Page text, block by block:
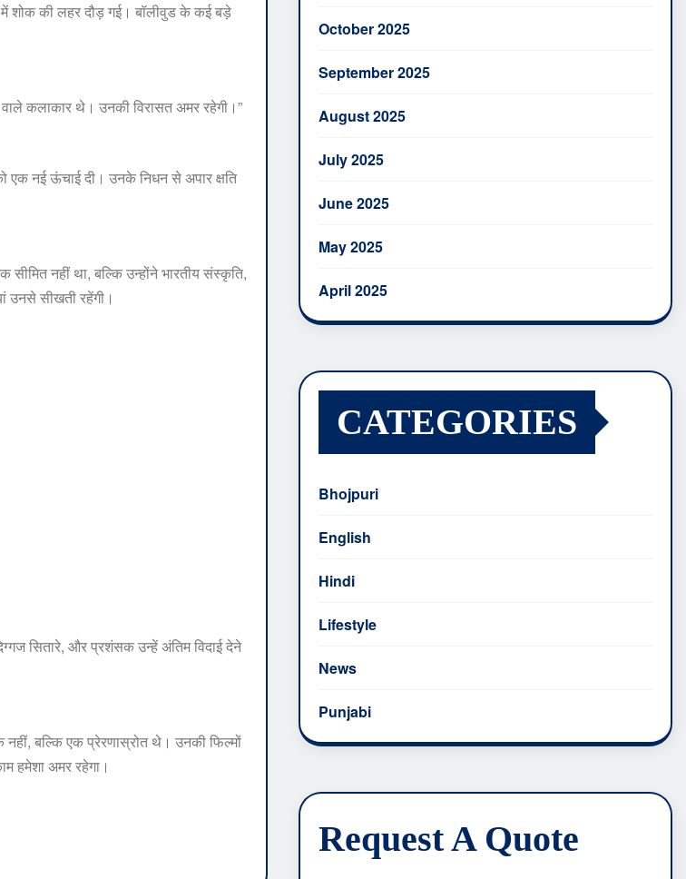
शोक की लहर दौड़ गई। बॉलीवुड के कई बड़े
कलाकार थे। उनकी विरासत अमर रहेगी।”
एक नई ऊंचाई दी। उनके निधन से अपार क्षति
नहीं था, बल्कि उन्होंने भारतीय संस्कृति,
उनसे सीखती रहेंगी।
सितारे, और प्रशंसक उन्हें अंतिम विदाई देने
नहीं, बल्कि एक प्रेरणास्रोत थे। उनकी फिल्मों
हमेशा अमर रहेगा।
October 2025
September 2025
August 2025
July 2025
June 2025
May 2025
April 2025
CATEGORIES
Bhojpuri
English
Hindi
Lifestyle
News
Punjabi
Request A Quote